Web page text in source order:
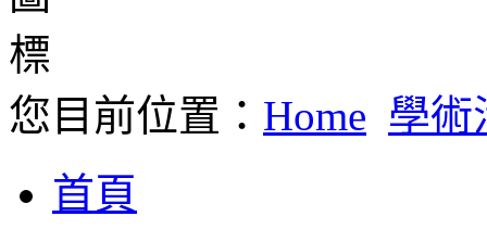
您目前位置： Home 學術
首頁